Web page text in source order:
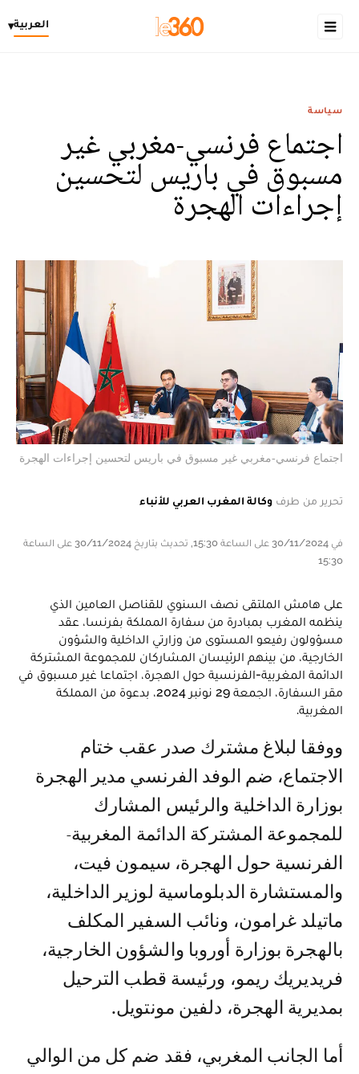
العربية▾
سياسة
اجتماع فرنسي-مغربي غير
مسبوق في باريس لتحسين
إجراءات الهجرة
اجتماع فرنسي-مغربي غير مسبوق في باريس لتحسين إجراءات الهجرة
تحرير من طرف وكالة المغرب العربي للأنباء
في 30/11/2024 على الساعة 15:30, تحديث بتاريخ 30/11/2024 على الساعة
15:30
على هامش الملتقى نصف السنوي للقناصل العامين الذي
ينظمه المغرب بمبادرة من سفارة المملكة بفرنسا، عقد
مسؤولون رفيعو المستوى من وزارتي الداخلية والشؤون
الخارجية، من بينهم الرئيسان المشاركان للمجموعة المشتركة
الدائمة المغربية-الفرنسية حول الهجرة، اجتماعا غير مسبوق في
مقر السفارة، الجمعة 29 نونبر 2024، بدعوة من المملكة
المغربية.
ووفقا لبلاغ مشترك صدر عقب ختام
الاجتماع، ضم الوفد الفرنسي مدير الهجرة
بوزارة الداخلية والرئيس المشارك
للمجموعة المشتركة الدائمة المغربية-
الفرنسية حول الهجرة، سيمون فيت،
والمستشارة الدبلوماسية لوزير الداخلية،
ماتيلد غرامون، ونائب السفير المكلف
بالهجرة بوزارة أوروبا والشؤون الخارجية،
فريديريك ريمو، ورئيسة قطب الترحيل
بمديرية الهجرة، دلفين مونتويل.
أما الجانب المغربي، فقد ضم كل من الوالي